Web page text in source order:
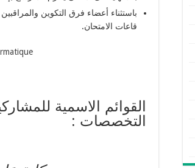
باستثناء أعضاء فرق التكوين
قاعات الامتحان.
القوائم الاسمية
التخصصات :